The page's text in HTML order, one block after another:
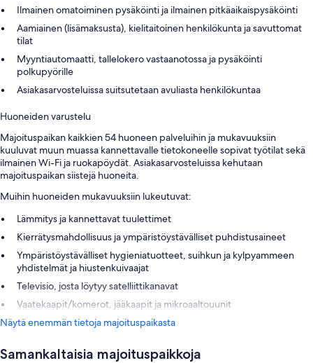
Ilmainen omatoiminen pysäköinti ja ilmainen pitkäaikaispysäköinti
Aamiainen (lisämaksusta), kielitaitoinen henkilökunta ja savuttomat
tilat
Myyntiautomaatti, tallelokero vastaanotossa ja pysäköinti
polkupyörille
Asiakasarvosteluissa suitsutetaan avuliasta henkilökuntaa
Huoneiden varustelu
Majoituspaikan kaikkien 54 huoneen palveluihin ja mukavuuksiin
kuuluvat muun muassa kannettavalle tietokoneelle sopivat työtilat sekä
ilmainen Wi-Fi ja ruokapöydät. Asiakasarvosteluissa kehutaan
majoituspaikan siistejä huoneita.
Muihin huoneiden mukavuuksiin lukeutuvat:
Lämmitys ja kannettavat tuulettimet
Kierrätysmahdollisuus ja ympäristöystävälliset puhdistusaineet
Ympäristöystävälliset hygieniatuotteet, suihkun ja kylpyammeen
yhdistelmät ja hiustenkuivaajat
Televisio, josta löytyy satelliittikanavat
Vaatekaapit/komerot, jääkaapit ja mikroaaltouunit
Näytä enemmän tietoja majoituspaikasta
Samankaltaisia majoituspaikkoja